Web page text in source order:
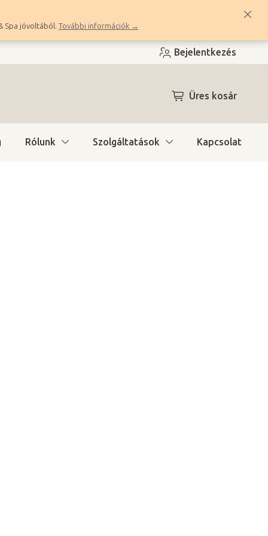
Spa jóvoltából. További információk →
Bejelentkezés
KOSÁR
Üres kosár
Rólunk Szolgáltatások Kapcsolat